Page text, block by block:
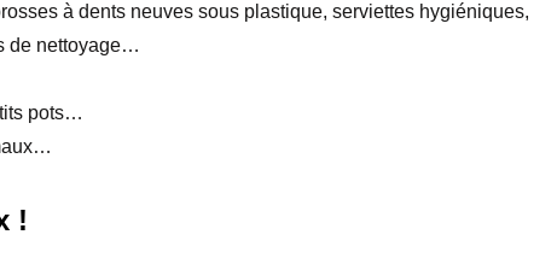
à dents neuves sous plastique, serviettes hygiéniques,
de nettoyage…
pots…
!